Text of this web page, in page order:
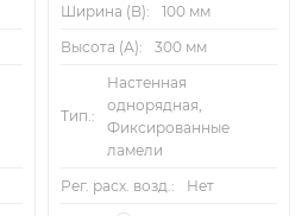
Ширина (B):
100 мм
Высота (А):
300 мм
Тип.:
Настенная
однорядная,
Фиксированные
ламели
Рег. расх. возд.:
Нет